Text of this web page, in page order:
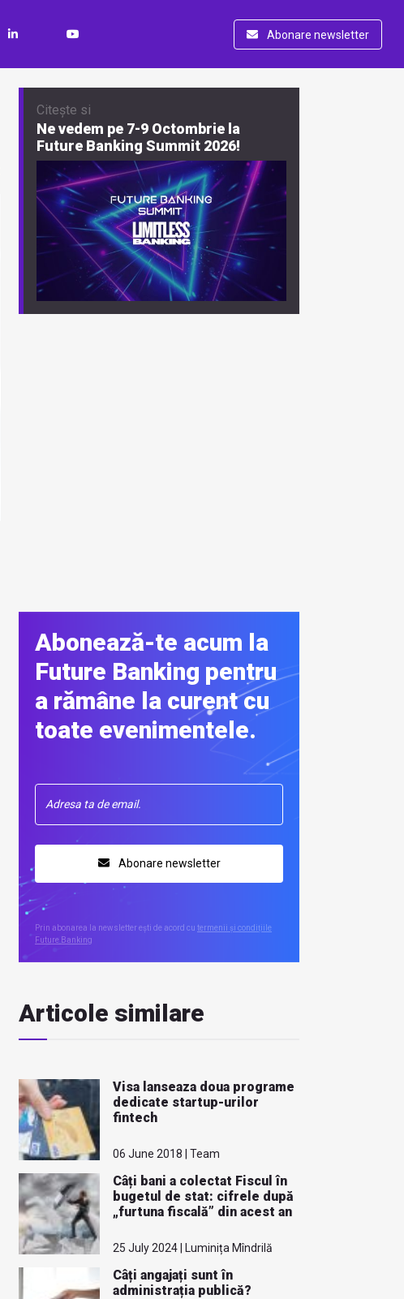
Abonare newsletter
Citește si
Ne vedem pe 7-9 Octombrie la
Future Banking Summit 2026!
Abonează-te acum la
Future Banking pentru
a rămâne la curent cu
toate evenimentele.
Abonare newsletter
Prin abonarea la newsletter ești de acord cu termenii și condițiile
Future Banking
Articole similare
Visa lanseaza doua programe
dedicate startup-urilor
fintech
06 June 2018 | Team
Câți bani a colectat Fiscul în
bugetul de stat: cifrele după
„furtuna fiscală” din acest an
25 July 2024 | Luminița Mîndrilă
Câți angajați sunt în
administrația publică?